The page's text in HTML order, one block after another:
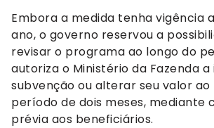
Embora a medida tenha vigência
ano, o governo reservou a
revisar o programa ao longo do
autoriza o Ministério da Fazenda
subvenção ou alterar seu valor
período de dois meses, mediante
prévia aos beneficiários.